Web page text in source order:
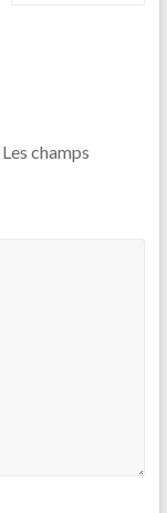
Les champs